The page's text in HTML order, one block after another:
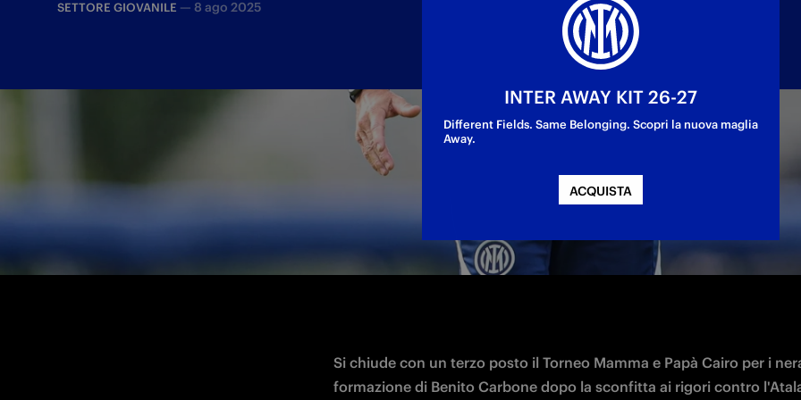
SETTORE GIOVANILE — 8 ago 2025
L'Inter di Carboni dopo la sconfitta ai rigori contro l'Atalanta vince la finale per il terzo e
Si chiude con un terzo posto il Torneo Mamma e Papà Cairo per i
formazione di Benito Carbone dopo la sconfitta ai rigori contro
INTER AWAY KIT 26-27
Different Fields. Same Belonging. Scopri la nuova maglia
Away.
ACQUISTA